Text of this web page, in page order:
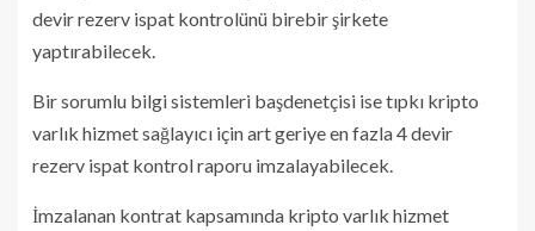
devir rezerv ispat kontrolünü birebir şirkete
yaptırabilecek.
Bir sorumlu bilgi sistemleri başdenetçisi ise tıpkı kripto
varlık hizmet sağlayıcı için art geriye en fazla 4 devir
rezerv ispat kontrol raporu imzalayabilecek.
İmzalanan kontrat kapsamında kripto varlık hizmet